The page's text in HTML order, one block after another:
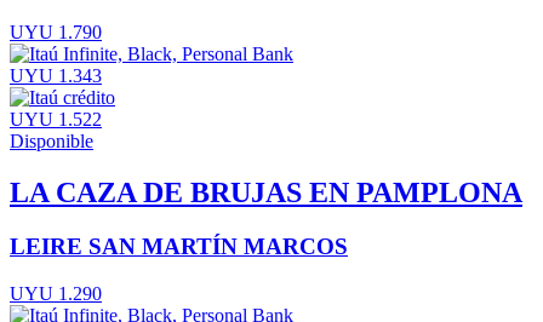
UYU 1.790
UYU 1.343
UYU 1.522
Disponible
LA CAZA DE BRUJAS EN PAMPLONA
LEIRE SAN MARTÍN MARCOS
UYU 1.290